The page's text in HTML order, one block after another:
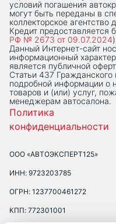
условий погашения
могут быть переданы в
коллекторское
Кредит предоставляется
РФ № 2673 от 09.07.2024).
Данный Интернет-сaйт
информационный
является публичной
Статьи 437
подробной информации о
товаров и (или) услуг,
менеджерам автосалона.
Политика
конфиденциальности
ООО «АВТОЭКСПЕРТ125»
ИНН: 9723203785
ОГРН: 1237700461272
КПП: 772301001